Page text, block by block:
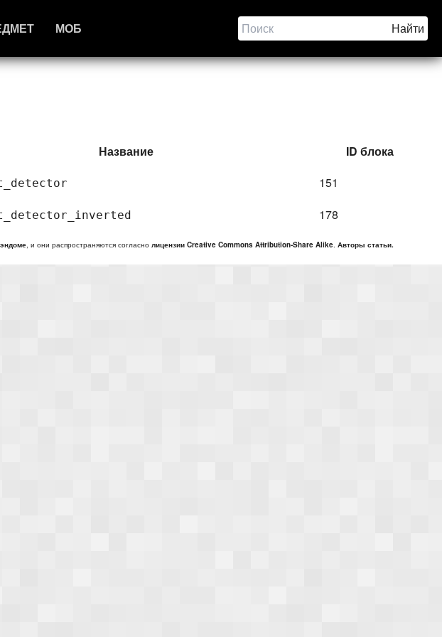
МОБ
Название
ID блока
151
178
, и они распространяются согласно лицензии Creative Commons Attribution-Share Alike. Авторы статьи.